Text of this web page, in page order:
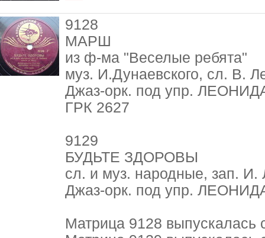
9128
МАРШ
из ф-ма "Веселые ребята"
муз. И.Дунаевского, сл. В.
Джаз-орк. под упр.
ГРК 2627
9129
БУДЬТЕ ЗДОРОВЫ
сл. и муз. народные, зап.
Джаз-орк. под упр.
Матрица 9128 выпускалась